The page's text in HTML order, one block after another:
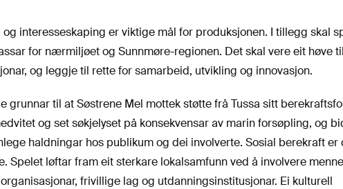
interesseskaping er viktige mål for produksjonen. I tillegg skal
for nærmiljøet og Sunnmøre-regionen. Det skal vere eit høve
og leggje til rette for samarbeid, utvikling og innovasjon.
grunnar til at Søstrene Mel mottek støtte frå Tussa sitt
og set søkjelyset på konsekvensar av marin forsøpling, og
haldningar hos publikum og dei involverte. Sosial berekraft er
Spelet løftar fram eit sterkare lokalsamfunn ved å involvere
frivillige lag og utdanningsinstitusjonar. Ei kulturell